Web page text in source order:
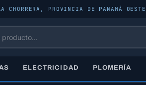
PROVINCIA DE PANAMÁ OESTE
ELECTRICIDAD PLOMERÍA